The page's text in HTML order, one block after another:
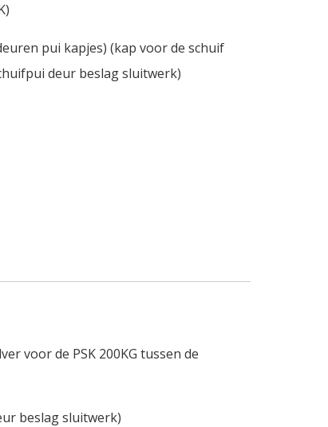
pui kapjes) (kap voor de schuif
deur beslag sluitwerk)
voor de PSK 200KG tussen de
beslag sluitwerk)